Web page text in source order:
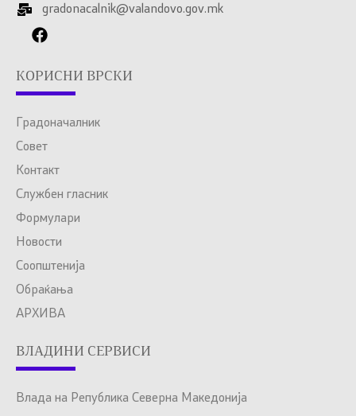
gradonacalnik@valandovo.gov.mk
КОРИСНИ ВРСКИ
Градоначалник
Совет
Контакт
Службен гласник
Формулари
Новости
Соопштенија
Обраќања
АРХИВА
ВЛАДИНИ СЕРВИСИ
Влада на Република Северна Македонија